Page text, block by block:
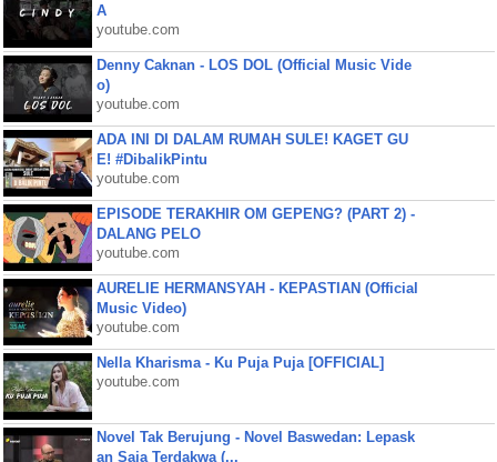
A
youtube.com
Denny Caknan - LOS DOL (Official Music Vide
o)
youtube.com
ADA INI DI DALAM RUMAH SULE! KAGET GU
E! #DibalikPintu
youtube.com
EPISODE TERAKHIR OM GEPENG? (PART 2) -
DALANG PELO
youtube.com
AURELIE HERMANSYAH - KEPASTIAN (Official
Music Video)
youtube.com
Nella Kharisma - Ku Puja Puja [OFFICIAL]
youtube.com
Novel Tak Berujung - Novel Baswedan: Lepask
an Saja Terdakwa (...